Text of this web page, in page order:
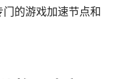
的游戏加速节点和